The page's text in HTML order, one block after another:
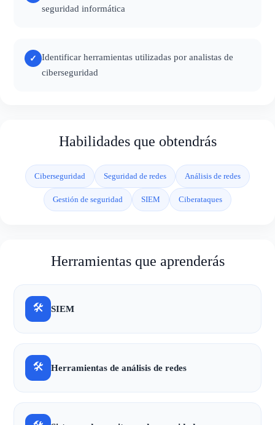
seguridad informática
✓
Identificar herramientas utilizadas por analistas de
ciberseguridad
Habilidades que obtendrás
Ciberseguridad Seguridad de redes Análisis de redes
Gestión de seguridad SIEM Ciberataques
Herramientas que aprenderás
🛠 SIEM
🛠 Herramientas de análisis de redes